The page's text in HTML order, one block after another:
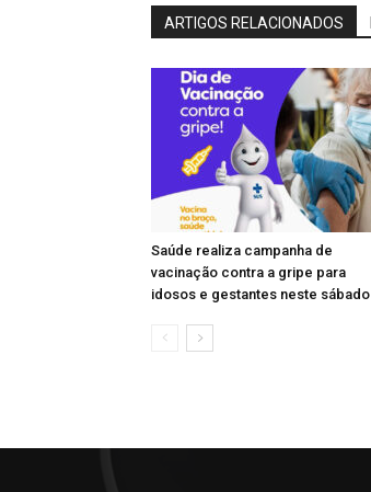
ARTIGOS RELACIONADOS
Saúde realiza campanha de
vacinação contra a gripe para
idosos e gestantes neste sábado